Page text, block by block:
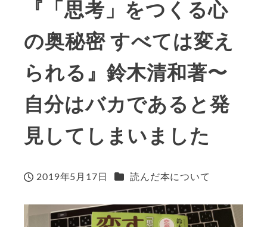
『「思考」をつくる心
の奥秘密 すべては変え
られる』鈴木清和著〜
自分はバカであると発
見してしまいました
投稿日
2019年5月17日 カテゴリー
読んだ本について